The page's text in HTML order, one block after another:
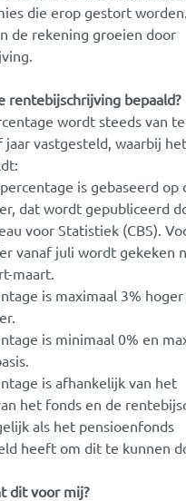
die erop gestort worden.
de rekening groeien door
rentebijschrijving bepaald?
wordt steeds van
jaar vastgesteld, waarbij het
is gebaseerd op
dat wordt gepubliceerd
voor Statistiek (CBS).
vanaf juli wordt gekeken
maart.
is maximaal 3%
is minimaal 0% en
is afhankelijk van het
het fonds en de
als het pensioenfonds
heeft om dit te kunnen
dit voor mij?